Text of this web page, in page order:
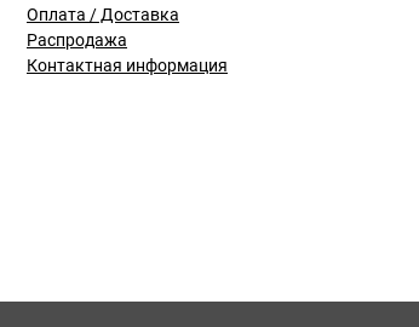
Оплата / Доставка
Распродажа
Контактная информация